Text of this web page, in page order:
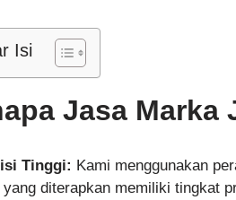
Isi
Jasa
Tinggi: Kami menggunakan
yang diterapkan memiliki tingkat